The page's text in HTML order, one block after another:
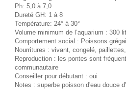
Ph: 5,0 à 7,0
Dureté GH: 1 à 8
Température: 24° à 30°
Volume minimum de l’aquarium : 300
Comportement social : Poissons
Nourritures : vivant, congelé,
Reproduction : les pontes sont
communautaire
Conseiller pour débutant : oui
Notes : superbe poisson d'eau douce